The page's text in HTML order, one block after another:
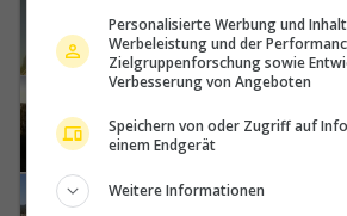
Wettercam-von-Switzerland)-
Panorama-Webcam-Zürichsee
Wetzikon
Personalisierte Werbung und
Werbeleistung und der
Zielgruppenforschung sowie
Verbesserung von Angeboten
Speichern von oder Zugriff auf
einem Endgerät
Weitere Informationen